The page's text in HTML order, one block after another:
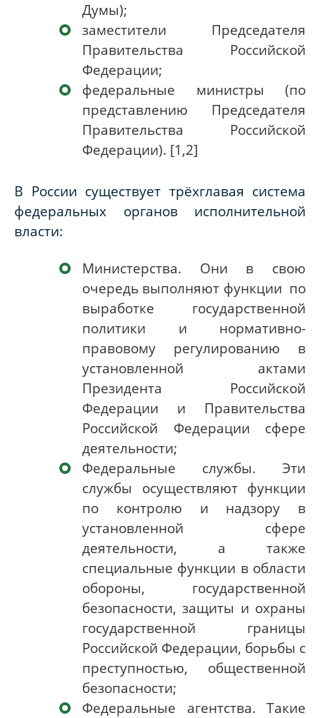
Думы);
заместители Председателя
Правительства Российской
Федерации;
федеральные министры (по
представлению Председателя
Правительства Российской
Федерации). [1 ,2]
В России существует трёхглавая система
федеральных органов исполнительной
власти:
Министерства. Они в свою
очередь выполняют функции по
выработке государственной
политики и нормативно-
правовому регулированию в
установленной актами
Президента Российской
Федерации и Правительства
Российской Федерации сфере
деятельности;
Федеральные службы. Эти
службы осуществляют функции
по контролю и надзору в
установленной сфере
деятельности, а также
специальные функции в области
обороны, государственной
безопасности, защиты и охраны
государственной границы
Российской Федерации, борьбы с
преступностью, общественной
безопасности;
Федеральные агентства. Такие